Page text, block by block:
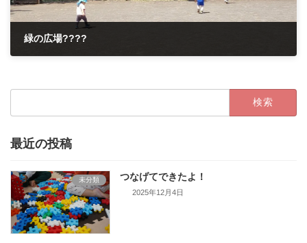
緑の広場????
検
最近の投稿
未分類 つなげてできたよ！
2025年12月4日